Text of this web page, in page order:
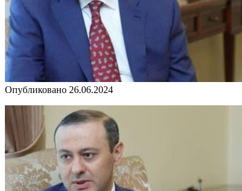
Опубликовано 26.06.2024